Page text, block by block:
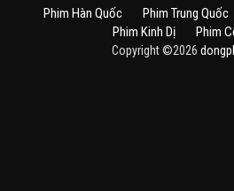
Phim Hàn Quốc Phim Trung Quốc
Phim Kinh Dị
Phim
Copyright ©2026